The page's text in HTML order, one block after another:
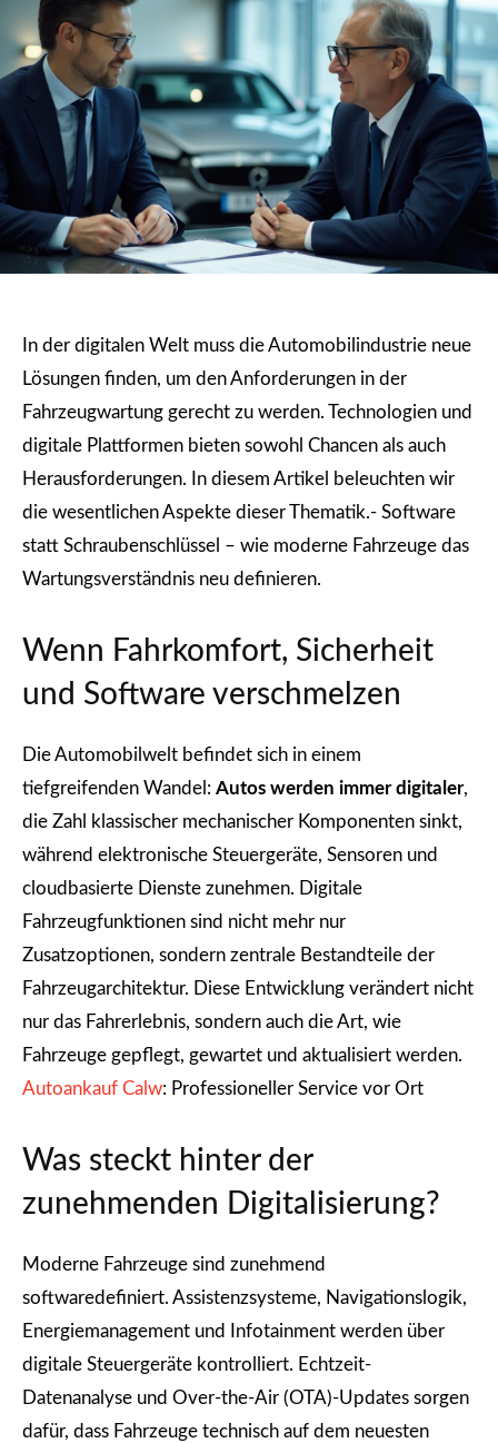
In der digitalen Welt muss die Automobilindustrie neue
Lösungen finden, um den Anforderungen in der
Fahrzeugwartung gerecht zu werden. Technologien und
digitale Plattformen bieten sowohl Chancen als auch
Herausforderungen. In diesem Artikel beleuchten wir
die wesentlichen Aspekte dieser Thematik.- Software
statt Schraubenschlüssel – wie moderne Fahrzeuge das
Wartungsverständnis neu definieren.
Wenn Fahrkomfort, Sicherheit
und Software verschmelzen
Die Automobilwelt befindet sich in einem
tiefgreifenden Wandel: Autos werden immer digitaler,
die Zahl klassischer mechanischer Komponenten sinkt,
während elektronische Steuergeräte, Sensoren und
cloudbasierte Dienste zunehmen. Digitale
Fahrzeugfunktionen sind nicht mehr nur
Zusatzoptionen, sondern zentrale Bestandteile der
Fahrzeugarchitektur. Diese Entwicklung verändert nicht
nur das Fahrerlebnis, sondern auch die Art, wie
Fahrzeuge gepflegt, gewartet und aktualisiert werden.
Autoankauf Calw: Professioneller Service vor Ort
Was steckt hinter der
zunehmenden Digitalisierung?
Moderne Fahrzeuge sind zunehmend
softwaredefiniert. Assistenzsysteme, Navigationslogik,
Energiemanagement und Infotainment werden über
digitale Steuergeräte kontrolliert. Echtzeit-
Datenanalyse und Over-the-Air (OTA)-Updates sorgen
dafür, dass Fahrzeuge technisch auf dem neuesten